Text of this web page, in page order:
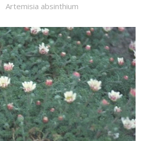
Artemisia absinthium